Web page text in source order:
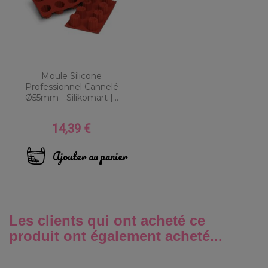
Moule Silicone
Professionnel Cannelé
Ø55mm - Silikomart |...
Prix
14,39 €
Ajouter au panier
Les clients qui ont acheté ce
produit ont également acheté...